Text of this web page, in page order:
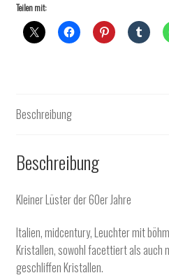
Teilen mit:
Beschreibung
Beschreibung
Kleiner Lüster der 60er Jahre
Italien, midcentury, Leuchter mit
Kristallen, sowohl facettiert als auch
geschliffen Kristallen.